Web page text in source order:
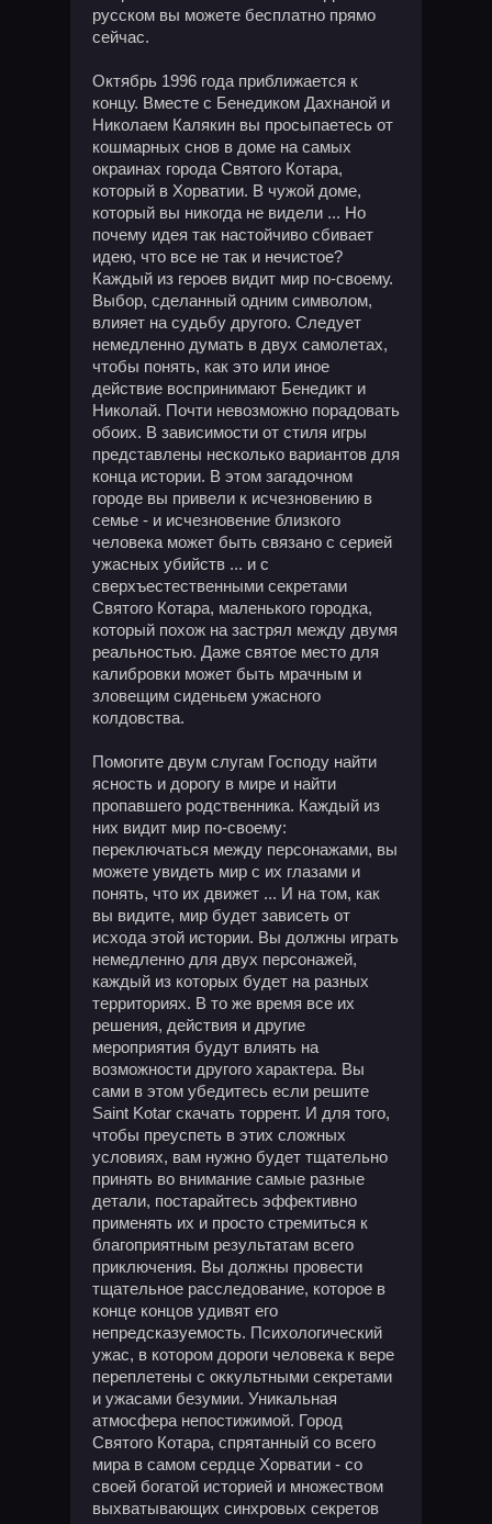
русском вы можете бесплатно прямо
сейчас.
Октябрь 1996 года приближается к
концу. Вместе с Бенедиком Дахнаной и
Николаем Калякин вы просыпаетесь от
кошмарных снов в доме на самых
окраинах города Святого Котара,
который в Хорватии. В чужой доме,
который вы никогда не видели ... Но
почему идея так настойчиво сбивает
идею, что все не так и нечистое?
Каждый из героев видит мир по-своему.
Выбор, сделанный одним символом,
влияет на судьбу другого. Следует
немедленно думать в двух самолетах,
чтобы понять, как это или иное
действие воспринимают Бенедикт и
Николай. Почти невозможно порадовать
обоих. В зависимости от стиля игры
представлены несколько вариантов для
конца истории. В этом загадочном
городе вы привели к исчезновению в
семье - и исчезновение близкого
человека может быть связано с серией
ужасных убийств ... и с
сверхъестественными секретами
Святого Котара, маленького городка,
который похож на застрял между двумя
реальностью. Даже святое место для
калибровки может быть мрачным и
зловещим сиденьем ужасного
колдовства.
Помогите двум слугам Господу найти
ясность и дорогу в мире и найти
пропавшего родственника. Каждый из
них видит мир по-своему:
переключаться между персонажами, вы
можете увидеть мир с их глазами и
понять, что их движет ... И на том, как
вы видите, мир будет зависеть от
исхода этой истории. Вы должны играть
немедленно для двух персонажей,
каждый из которых будет на разных
территориях. В то же время все их
решения, действия и другие
мероприятия будут влиять на
возможности другого характера. Вы
сами в этом убедитесь если решите
Saint Kotar скачать торрент. И для того,
чтобы преуспеть в этих сложных
условиях, вам нужно будет тщательно
принять во внимание самые разные
детали, постарайтесь эффективно
применять их и просто стремиться к
благоприятным результатам всего
приключения. Вы должны провести
тщательное расследование, которое в
конце концов удивят его
непредсказуемость. Психологический
ужас, в котором дороги человека к вере
переплетены с оккультными секретами
и ужасами безумии. Уникальная
атмосфера непостижимой. Город
Святого Котара, спрятанный со всего
мира в самом сердце Хорватии - со
своей богатой историей и множеством
выхватывающих синхровых секретов